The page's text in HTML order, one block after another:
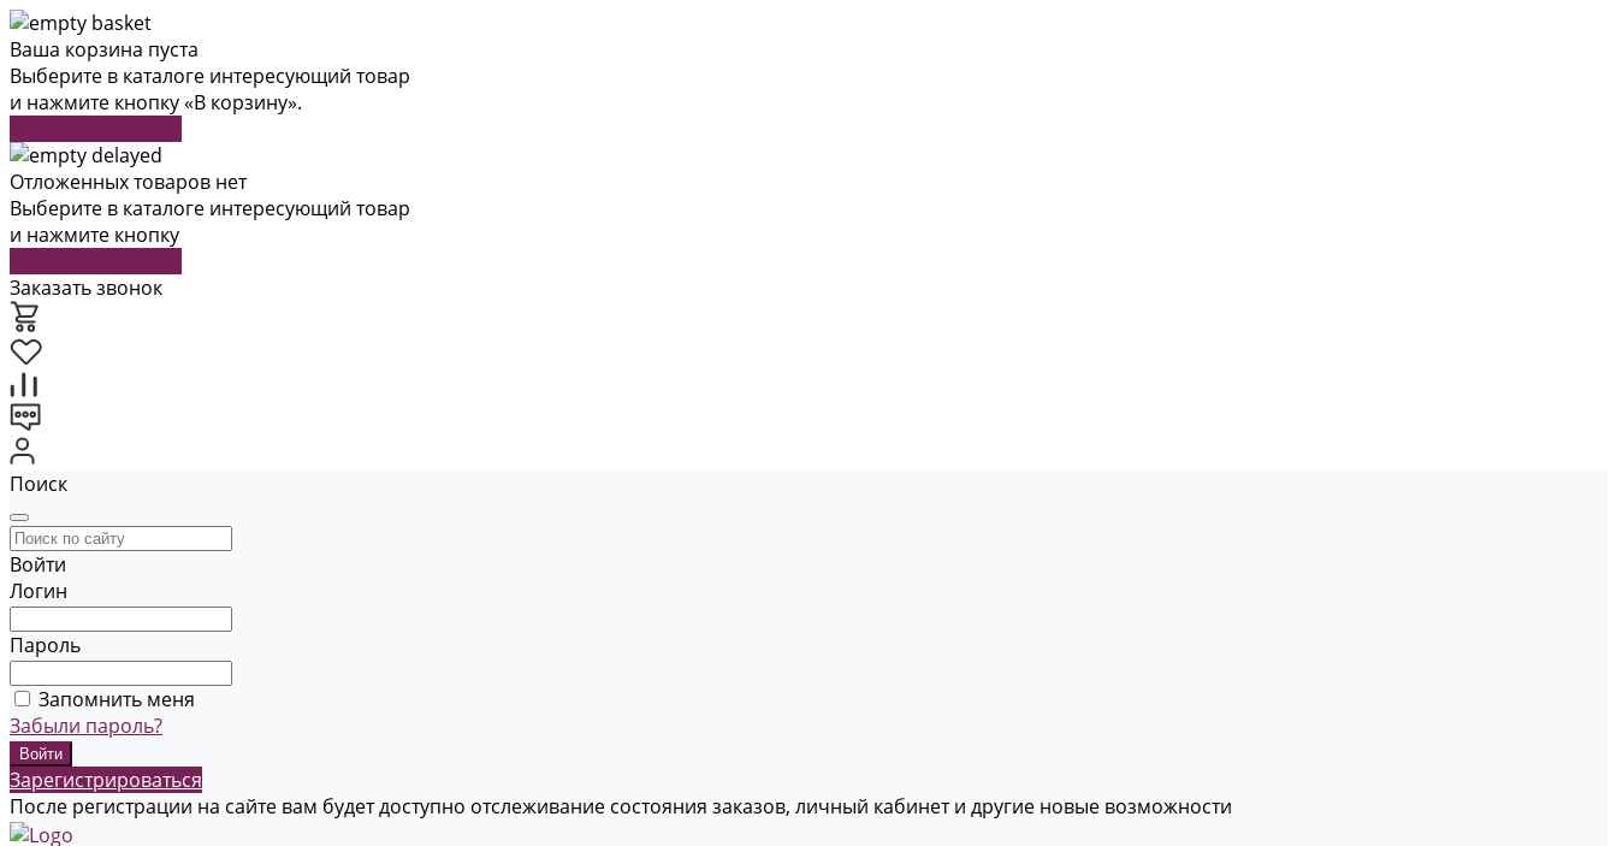
Ваша корзина пуста
Выберите в каталоге интересующий товар
и нажмите кнопку «В корзину».
Отложенных товаров нет
Выберите в каталоге интересующий товар
и нажмите кнопку
Заказать звонок
Поиск
Войти
Логин
Пароль
Запомнить меня
Забыли пароль?
Зарегистрироваться
После регистрации на сайте вам будет доступно отслеживание состояния заказов, личный кабинет и другие новые возможности